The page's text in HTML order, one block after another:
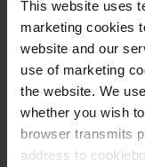
This website uses
marketing cookies
website and our
use of marketing
the website. We
whether you wish
browser transmits
address to